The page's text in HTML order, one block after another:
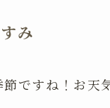
み
ですね！お天